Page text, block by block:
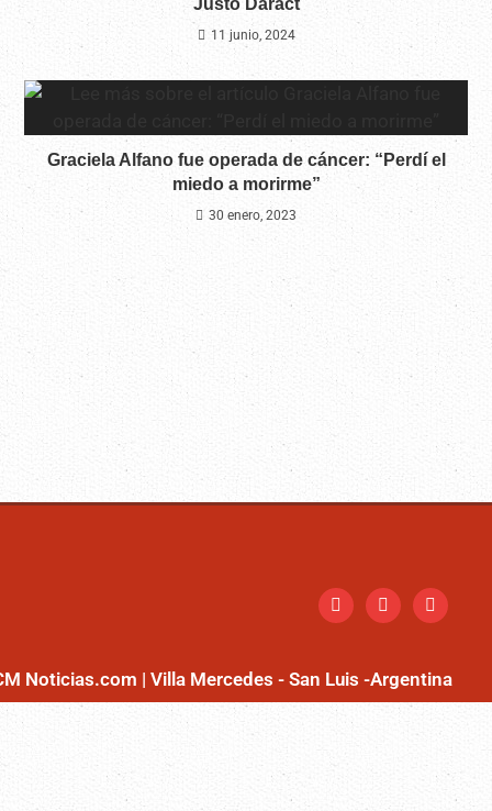
Justo Daract
11 junio, 2024
Graciela Alfano fue operada de cáncer: “Perdí el
miedo a morirme”
30 enero, 2023
Noticias.com | Villa Mercedes - San Luis -Argentina